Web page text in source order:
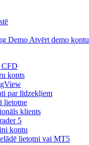
Demo Atvērt demo kontu
konts
par līdzekļiem
lietotne
klients
5
kontu
lietotni vai MT5